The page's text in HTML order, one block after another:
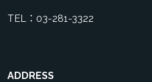
TEL：03-281-3322
ADDRESS